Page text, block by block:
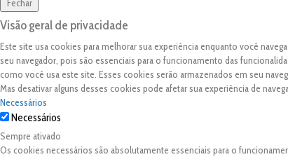
Fechar
Visão geral de privacidade
Este site usa cookies para melhorar sua experiência enquanto você
seu navegador, pois são essenciais para o funcionamento das
como você usa este site. Esses cookies serão armazenados em seu
Mas desativar alguns desses cookies pode afetar sua experiência de
Necessários
Necessários
Sempre ativado
Os cookies necessários são absolutamente essenciais para o